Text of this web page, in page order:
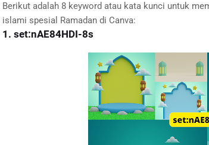
Berikut adalah 8 keyword atau kata kunci untuk
islami spesial Ramadan di Canva:
1. set:nAE84HDI-8s